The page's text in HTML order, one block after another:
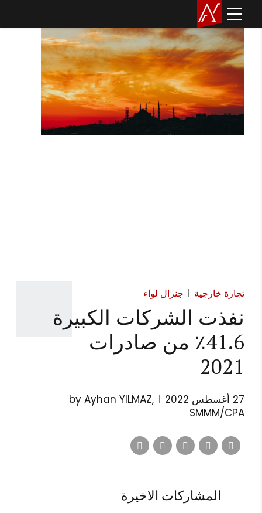
تجارة خارجية جنرال لواء
نفذت الشركات الكبيرة
41.6٪ من صادرات
2021
27 أغسطس 2022
by Ayhan YILMAZ,
SMMM/CPA
المشاركات الاخيرة